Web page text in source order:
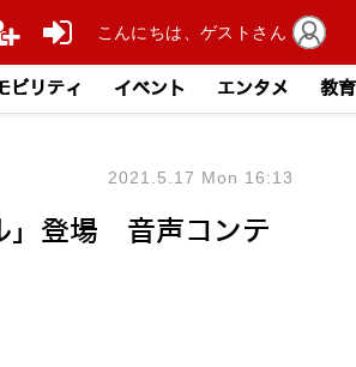
ビリティ イベント エンタメ 教育
」登場 音声コンテ
2021.5.17 Mon 16:13
こんにちは、ゲストさん